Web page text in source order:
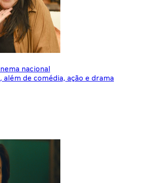
nacional
além de comédia, ação e drama